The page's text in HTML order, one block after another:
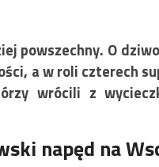
powszechny. O
a w roli czterech
wrócili z
napęd na